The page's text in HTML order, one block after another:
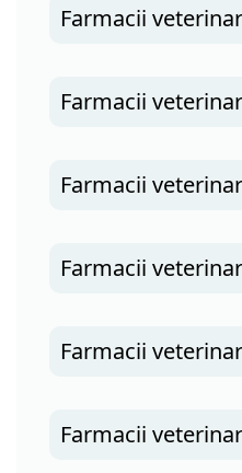
Farmacii
Farmacii
Farmacii
Farmacii
Farmacii
Farmacii